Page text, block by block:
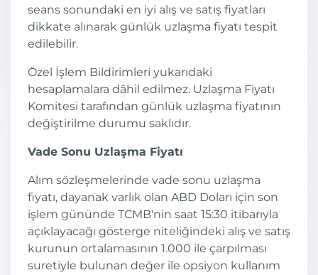
seans sonundaki en iyi alış ve satış fiyatları
dikkate alınarak günlük uzlaşma fiyatı tespit
edilebilir.
Özel İşlem Bildirimleri yukarıdaki
hesaplamalara dâhil edilmez. Uzlaşma Fiyatı
Komitesi tarafından günlük uzlaşma fiyatının
değiştirilme durumu saklıdır.
Vade Sonu Uzlaşma Fiyatı
Alım sözleşmelerinde vade sonu uzlaşma
fiyatı, dayanak varlık olan ABD Doları için son
işlem gününde TCMB'nin saat 15:30 itibarıyla
açıklayacağı gösterge niteliğindeki alış ve satış
kurunun ortalamasının 1.000 ile çarpılması
suretiyle bulunan değer ile opsiyon kullanım